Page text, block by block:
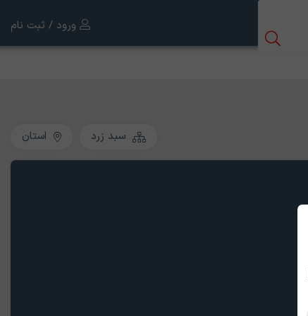
ورود / ثبت نام
سبد زرد استان